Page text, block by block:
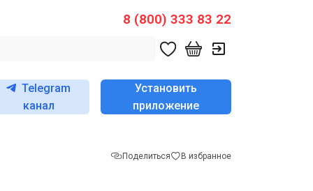
8 (800) 333 83 22
Telegram
канал
Установить
приложение
Поделиться В избранное